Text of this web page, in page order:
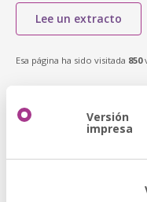
Lee un extracto
Esa página ha sido visitada 850
Versión
impresa